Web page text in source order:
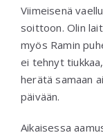
Viimeisenä
soittoon. Olin
myös Ramin
ei tehnyt
herätä samaan
päivään.
Aikaisessa